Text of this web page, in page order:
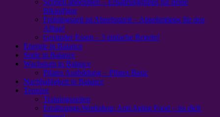
Schnell abnehmen – Ernährungstipps für deine
Bikinifigur
Frühlingszeit ist Abnehmzeit – Abnehmtipps für den
Alltag!
Gesünder Essen – 3 einfache Regeln!
Energie in Balance
Seele in Balance
Wachstum in Balance
Pilates Ausbildung – Pilates Basic
Nachhaltigkeit in Balance
Termine
Trainingszeiten
Ernährungs-Workshop: Anti Aging Food – iss dich